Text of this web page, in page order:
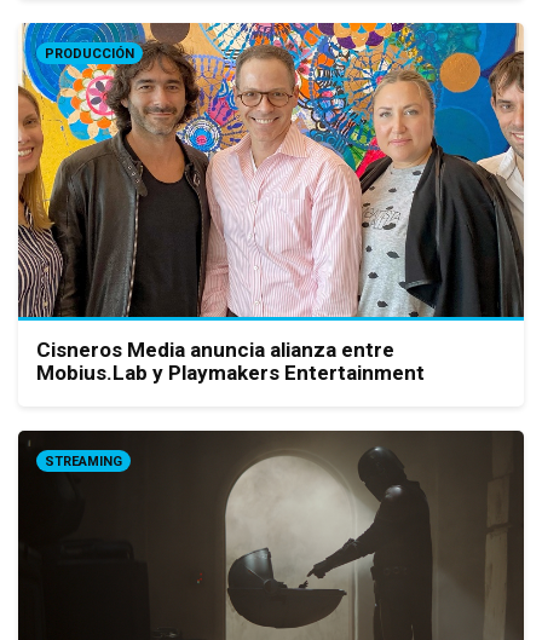
PRODUCCIÓN
Cisneros Media anuncia alianza entre
Mobius.Lab y Playmakers Entertainment
STREAMING